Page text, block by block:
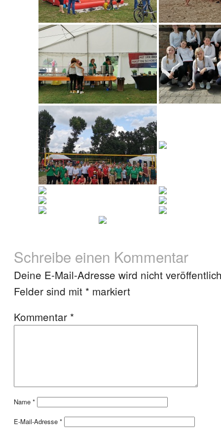
Schreibe einen Kommentar
Deine E-Mail-Adresse wird nicht
Felder sind mit * markiert
Kommentar *
Name *
E-Mail-Adresse *